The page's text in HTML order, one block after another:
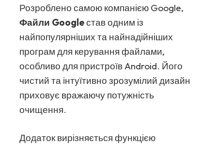
Розроблено самою компанією Google,
Файли Googleстав одним із
найпопулярніших та найнадійніших
програм для керування файлами,
особливо для пристроїв Android. Його
чистий та інтуїтивно зрозумілий дизайн
приховує вражаючу потужність
очищення.
Додаток вирізняється функцією